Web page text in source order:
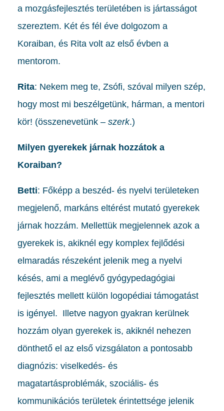
a mozgásfejlesztés területében is jártasságot
szereztem. Két és fél éve dolgozom a
Koraiban, és Rita volt az első évben a
mentorom.
Rita: Nekem meg te, Zsófi, szóval milyen szép,
hogy most mi beszélgetünk, hárman, a mentori
kör! (összenevetünk – szerk.)
Milyen gyerekek járnak hozzátok a
Koraiban?
Betti: Főképp a beszéd- és nyelvi területeken
megjelenő, markáns eltérést mutató gyerekek
járnak hozzám. Mellettük megjelennek azok a
gyerekek is, akiknél egy komplex fejlődési
elmaradás részeként jelenik meg a nyelvi
késés, ami a meglévő gyógypedagógiai
fejlesztés mellett külön logopédiai támogatást
is igényel. Illetve nagyon gyakran kerülnek
hozzám olyan gyerekek is, akiknél nehezen
dönthető el az első vizsgálaton a pontosabb
diagnózis: viselkedés- és
magatartásproblémák, szociális- és
kommunikációs területek érintettsége jelenik